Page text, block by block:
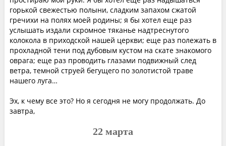
горькой свежестью полыни, сладким запахом сжатой
гречихи на полях моей родины; я бы хотел еще раз
услышать издали скромное тяканье надтреснутого
колокола в приходской нашей церкви; еще раз полежать в
прохладной тени под дубовым кустом на скате знакомого
оврага; еще раз проводить глазами подвижный след
ветра, темной струей бегущего по золотистой траве
нашего луга…
Эх, к чему все это? Но я сегодня не могу продолжать. До
завтра,
22 марта